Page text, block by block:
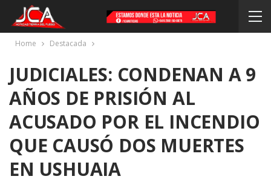
Home Destacada
JUDICIALES: CONDENAN A 9
AÑOS DE PRISIÓN AL
ACUSADO POR EL INCENDIO
QUE CAUSÓ DOS MUERTES
EN USHUAIA